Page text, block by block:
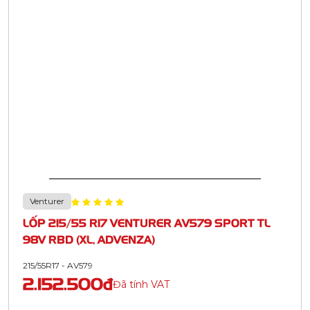
Venturer
LỐP 215/55 R17 VENTURER AV579 SPORT TL
98V RBD (XL, ADVENZA)
215/55R17 - AV579
2.152.500đĐã tính VAT